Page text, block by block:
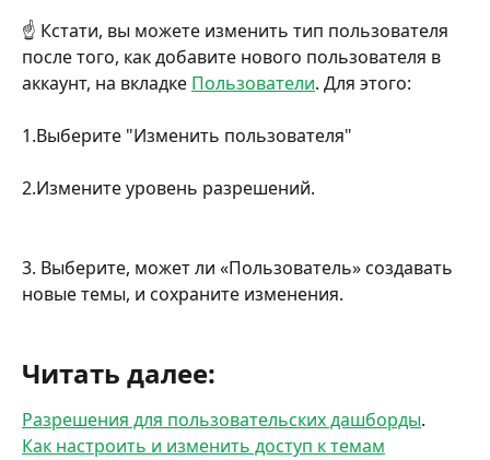
☝️ Кстати, вы можете изменить тип пользователя
после того, как добавите нового пользователя в
аккаунт, на вкладке Пользователи. Для этого:
1.Выберите "Изменить пользователя"
2.Измените уровень разрешений.
3. Выберите, может ли «Пользователь» создавать
новые темы, и сохраните изменения.
Читать далее:
Разрешения для пользовательских дашборды.
Как настроить и изменить доступ к темам